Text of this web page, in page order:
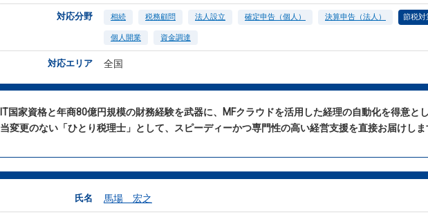
対応分野 相続 税務顧問 法人設立 確定申告（個人） 決算申告（法人） 節税対
個人開業 資金調達
対応エリア 全国
IT国家資格と年商80億円規模の財務経験を武器に、MFクラウドを活用した経理の自動化を得意と
当変更のない「ひとり税理士」として、スピーディーかつ専門性の高い経営支援を直接お届けしま
氏名 馬場 宏之